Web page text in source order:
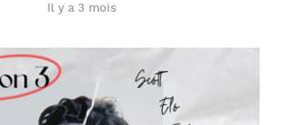
Il y a 3 mois